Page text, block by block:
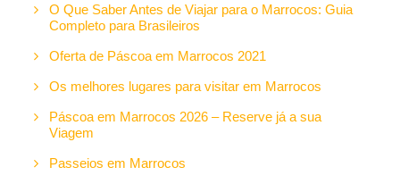
O Que Saber Antes de Viajar para o Marrocos: Guia
Completo para Brasileiros
Oferta de Páscoa em Marrocos 2021
Os melhores lugares para visitar em Marrocos
Páscoa em Marrocos 2026 – Reserve já a sua
Viagem
Passeios em Marrocos